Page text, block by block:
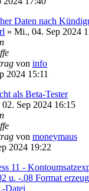
Daten nach
» Mi., 04. Sep 2024
von info
2024 15:11
als Beta-Tester
Sep 2024 16:15
von moneymaus
2024 19:22
11 -
u. -.08 Format
Datei